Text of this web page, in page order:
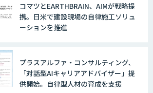
MAISTER™
収益最大化モデル
コマツとEARTHBRAIN、AIMが戦略提
携。日米で建設現場の自律施工ソリュ
ーションを推進
プラスアルファ・コンサルティング、
「対話型AIキャリアアドバイザー」提
供開始。自律型人材の育成を支援